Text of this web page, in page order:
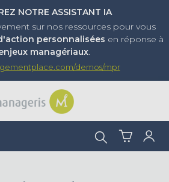
NOTRE ASSISTANT IA
sur nos ressources pour vous
personnalisées en réponse à
managériaux.
demos/mpr
OU
Rechercher :